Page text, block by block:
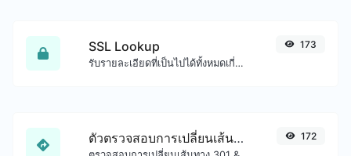
SSL Lookup
รับรายละเอียดที่เป็นไปได้ทั้งหมดเกี่ยวกับใบรับรอง SSL
173
ตัวตรวจสอบการเปลี่ยนเส้นทาง URL 172